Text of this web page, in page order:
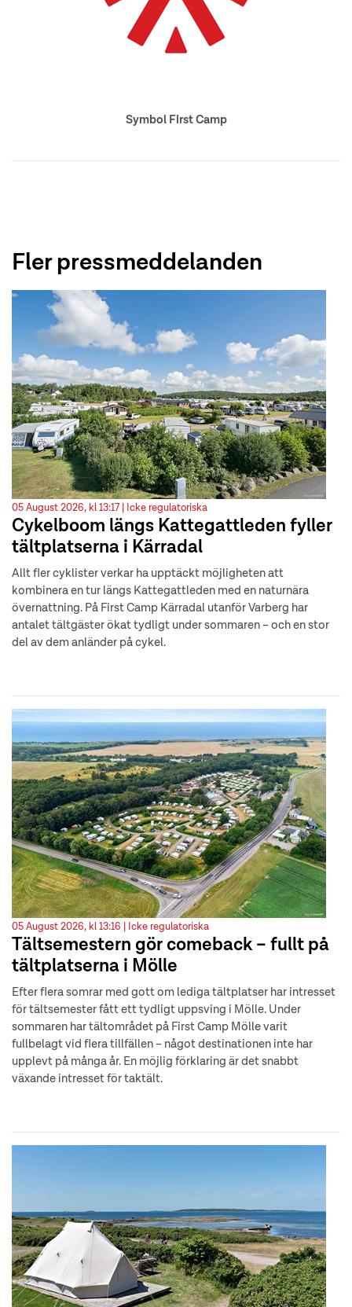
Symbol First Camp
Fler pressmeddelanden
05 August 2026, kl 13:17 | Icke regulatoriska
Cykelboom längs Kattegattleden fyller
tältplatserna i Kärradal
Allt fler cyklister verkar ha upptäckt möjligheten att
kombinera en tur längs Kattegattleden med en naturnära
övernattning. På First Camp Kärradal utanför Varberg har
antalet tältgäster ökat tydligt under sommaren – och en stor
del av dem anländer på cykel.
05 August 2026, kl 13:16 | Icke regulatoriska
Tältsemestern gör comeback – fullt på
tältplatserna i Mölle
Efter flera somrar med gott om lediga tältplatser har intresset
för tältsemester fått ett tydligt uppsving i Mölle. Under
sommaren har tältområdet på First Camp Mölle varit
fullbelagt vid flera tillfällen – något destinationen inte har
upplevt på många år. En möjlig förklaring är det snabbt
växande intresset för taktält.